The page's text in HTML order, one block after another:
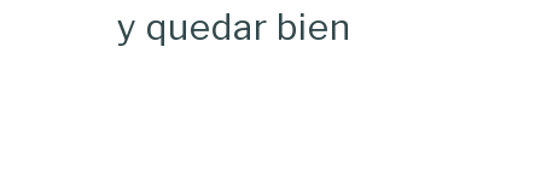
y quedar bien